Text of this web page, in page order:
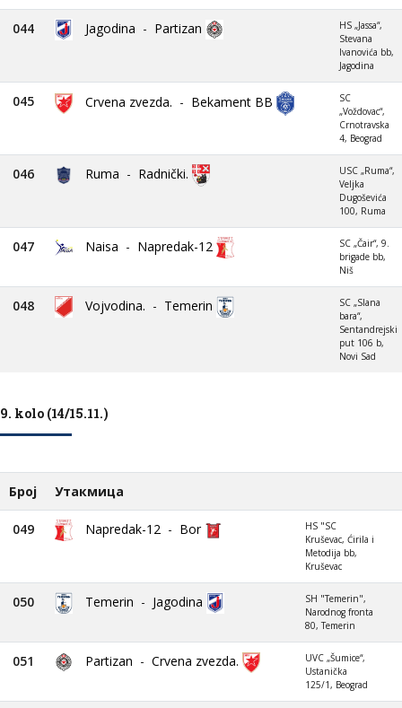
044 Jagodina - Partizan
HS „Jassa“,
Stevana
Ivanovića bb,
Jagodina
045 Crvena zvezda. - Bekament BB
SC
„Voždovac“,
Crnotravska
4, Beograd
046 Ruma - Radnički.
USC „Ruma“,
Veljka
Dugoševića
100, Ruma
047 Naisa - Napredak-12
SC „Čair“, 9.
brigade bb,
Niš
048 Vojvodina. - Temerin
SC „Slana
bara“,
Sentandrejski
put 106 b,
Novi Sad
9. kolo (14/15.11.)
Број Утакмица
049 Napredak-12 - Bor
HS "SC
Kruševac, Ćirila i
Metodija bb,
Kruševac
050 Temerin - Jagodina
SH "Temerin",
Narodnog fronta
80, Temerin
051 Partizan - Crvena zvezda.
UVC „Šumice“,
Ustanička
125/1, Beograd